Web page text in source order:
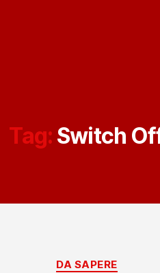
Tag: Switch
Categorie
DA SAPERE